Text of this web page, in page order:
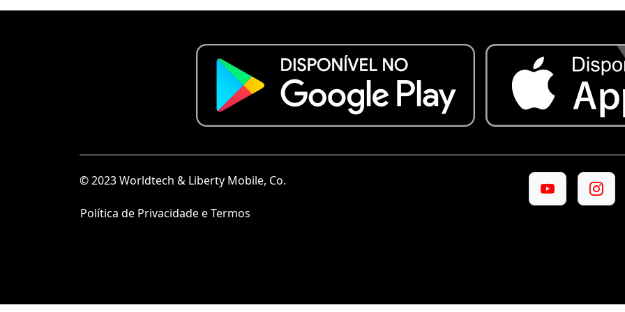
© 2023 Worldtech & Liberty Mobile, Co.
Política de Privacidade e Termos